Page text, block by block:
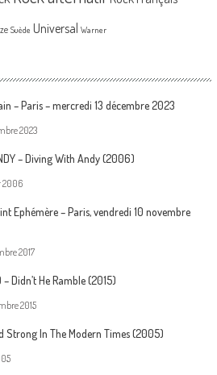
Suède Universal Warner
– Paris – mercredi 13 décembre 2023
2023
– Diving With Andy (2006)
2006
Ephémère – Paris, vendredi 10 novembre
2017
– Didn’t He Ramble (2015)
2015
Strong In The Modern Times (2005)